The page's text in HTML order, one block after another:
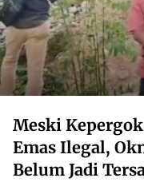
Meski
Emas Ilegal,
Belum Jadi